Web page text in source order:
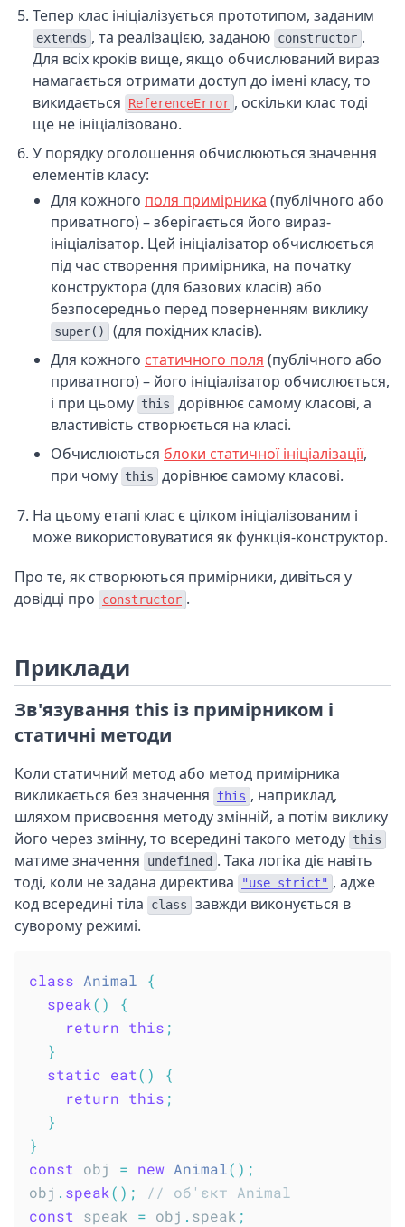
Тепер клас ініціалізується прототипом, заданим
extends , та реалізацією, заданою constructor .
Для всіх кроків вище, якщо обчислюваний вираз
намагається отримати доступ до імені класу, то
викидається
ReferenceError , оскільки клас тоді
ще не ініціалізовано.
У порядку оголошення обчислюються значення
елементів класу:
Для кожного поля примірника (публічного або
приватного) – зберігається його вираз-
ініціалізатор. Цей ініціалізатор обчислюється
під час створення примірника, на початку
конструктора (для базових класів) або
безпосередньо перед поверненням виклику
super()
(для похідних класів).
Для кожного статичного поля (публічного або
приватного) – його ініціалізатор обчислюється,
і при цьому this
дорівнює самому класові, а
властивість створюється на класі.
Обчислюються блоки статичної ініціалізації,
при чому this
дорівнює самому класові.
На цьому етапі клас є цілком ініціалізованим і
може використовуватися як функція-конструктор.
Про те, як створюються примірники, дивіться у
довідці про
constructor .
Приклади
Зв'язування this із примірником і
статичні методи
Коли статичний метод або метод примірника
викликається без значення
this , наприклад,
шляхом присвоєння методу змінній, а потім виклику
його через змінну, то всередині такого методу this
матиме значення undefined . Така логіка діє навіть
тоді, коли не задана директива
"use strict" , адже
код всередині тіла
class
завжди виконується в
суворому режимі.
class Animal
{
speak( )
{
return this ;
}
static eat( )
{
return this ;
}
}
const obj = new Animal( ) ;
obj . speak( ) ;
// об'єкт Animal
const speak = obj . speak ;